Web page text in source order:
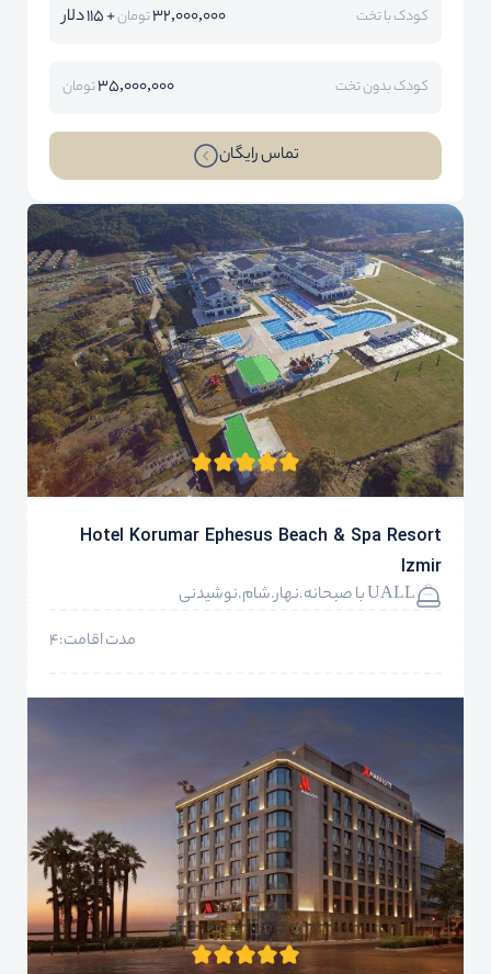
کودک با تخت 32,000,000تومان+ 115 دلار
کودک بدون تخت 35,000,000تومان
تماس رایگان
Hotel Korumar Ephesus Beach & Spa Resort
Izmir
UALL با صبحانه.نهار.شام.نوشیدنی
مدت اقامت:4